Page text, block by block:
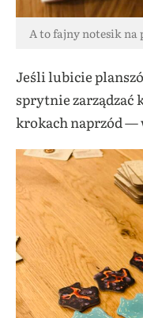
A to fajny notesik
Jeśli lubicie
sprytnie zarządzać
krokach naprzód —